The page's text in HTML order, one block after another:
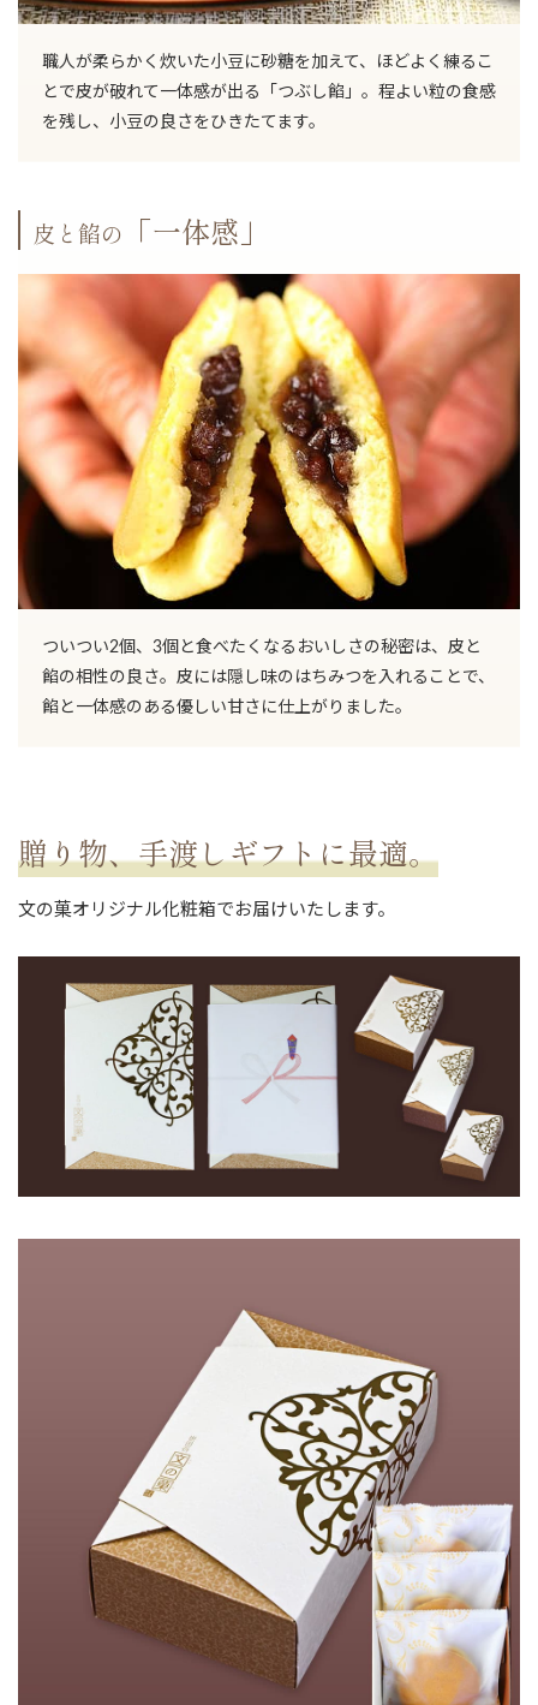
職人が柔らかく炊いた小豆に砂糖を加えて、ほどよく練るこ
とで皮が破れて一体感が出る「つぶし餡」。程よい粒の食感
を残し、小豆の良さをひきたてます。
皮と餡の 「一体感」
ついつい2個、3個と食べたくなるおいしさの秘密は、皮と
餡の相性の良さ。皮には隠し味のはちみつを入れることで、
餡と一体感のある優しい甘さに仕上がりました。
贈り物、手渡しギフトに最適。
文の菓オリジナル化粧箱でお届けいたします。
お買い物を続ける